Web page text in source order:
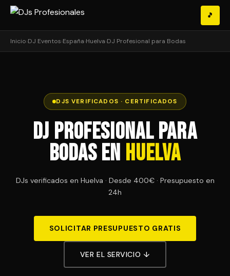
🎵
Inicio›DJ Eventos›España›Huelva›DJ Profesional para Bodas
DJS VERIFICADOS · CERTIFICADOS
DJ Profesional para
Bodas en Huelva
DJs verificados en Huelva · Desde 400€ · Presupuesto en
24h
SOLICITAR PRESUPUESTO GRATIS
VER EL SERVICIO ↓